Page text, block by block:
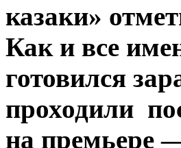
казаки»
Как и все
готовился
проходили
на премьере